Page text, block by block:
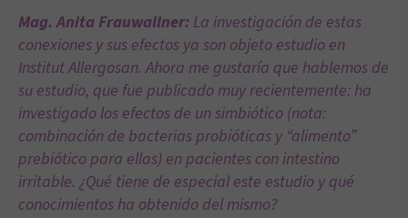
Mag. Anita Frauwallner: La investigación de estas
conexiones y sus efectos ya son objeto estudio en
Institut Allergosan. Ahora me gustaría que hablemos de
su estudio, que fue publicado muy recientemente: ha
investigado los efectos de un simbiótico (nota:
combinación de bacterias probióticas y “alimento”
prebiótico para ellas) en pacientes con intestino
irritable. ¿Qué tiene de especial este estudio y qué
conocimientos ha obtenido del mismo?